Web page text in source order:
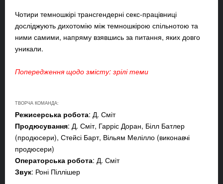
Чотири темношкірі трансгендерні секс-працівниці
досліджують дихотомію між темношкірою спільнотою та
ними самими, напряму взявшись за питання, яких довго
уникали.
Попередження щодо змісту: зрілі теми
ТВОРЧА КОМАНДА:
Режисерська робота: Д. Сміт
Продюсування: Д. Сміт, Гарріс Доран, Білл Батлер
(продюсери), Стейсі Барт, Вільям Мелілло (виконавчі
продюсери)
Операторська робота: Д. Сміт
Звук: Роні Піллішер